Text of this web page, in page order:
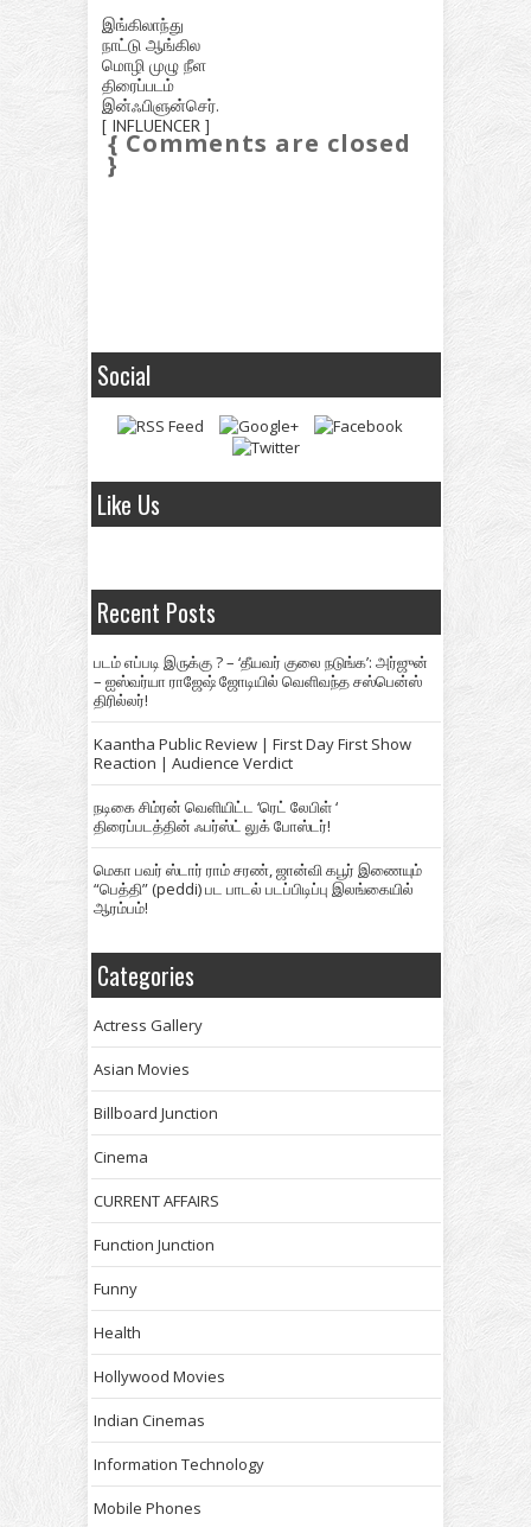
இங்கிலாந்து
நாட்டு ஆங்கில
மொழி முழு நீள
திரைப்படம்
இன்ஃபிளுன்செர்.
[ INFLUENCER ]
{ Comments are closed
}
Social
Like Us
Recent Posts
படம் எப்படி இருக்கு ? – ‘தீயவர் குலை நடுங்க’: அர்ஜுன்
– ஐஸ்வர்யா ராஜேஷ் ஜோடியில் வெளிவந்த சஸ்பென்ஸ்
திரில்லர்!
Kaantha Public Review | First Day First Show
Reaction | Audience Verdict
நடிகை சிம்ரன் வெளியிட்ட ‘ரெட் லேபிள் ‘
திரைப்படத்தின் ஃபர்ஸ்ட் லுக் போஸ்டர்!
மெகா பவர் ஸ்டார் ராம் சரண், ஜான்வி கபூர் இணையும்
“பெத்தி” (peddi) பட பாடல் படப்பிடிப்பு இலங்கையில்
ஆரம்பம்!
Categories
Actress Gallery
Asian Movies
Billboard Junction
Cinema
CURRENT AFFAIRS
Function Junction
Funny
Health
Hollywood Movies
Indian Cinemas
Information Technology
Mobile Phones